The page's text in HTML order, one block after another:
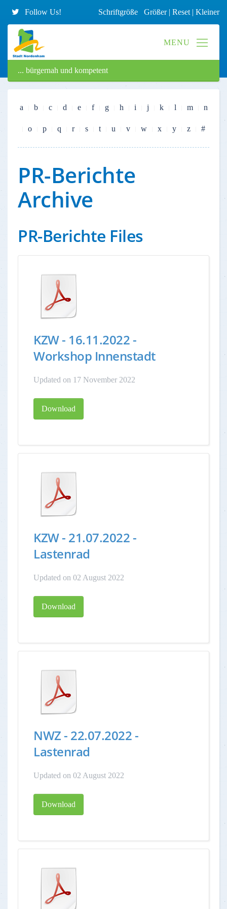
Follow Us! Schriftgröße Größer| Reset | Kleiner
... bürgernah und kompetent
a b c d e f g h i j k l m n
o p q r s t u v w x y z #
PR-Berichte
Archive
PR-Berichte Files
KZW - 16.11.2022 -
Workshop Innenstadt
Updated on 17 November 2022
Download
KZW - 21.07.2022 -
Lastenrad
Updated on 02 August 2022
Download
NWZ - 22.07.2022 -
Lastenrad
Updated on 02 August 2022
Download